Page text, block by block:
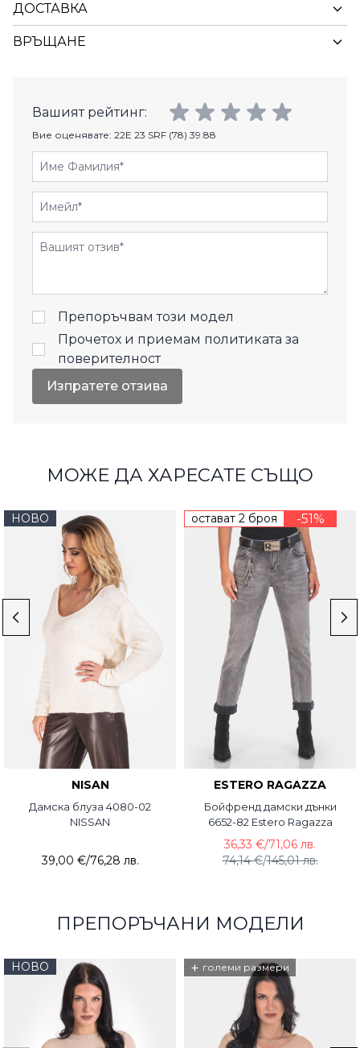
ДОСТАВКА
ВРЪЩАНЕ
Вашият рейтинг:
Вие оценявате: 22E 23 SRF (78) 39.88
Име Фамилия
Имейл
Отзиви
Препоръчвам този модел
Прочетох и приемам политиката за
поверителност
Изпратете отзива
МОЖЕ ДА ХАРЕСАТЕ СЪЩО
НОВО
NISAN
Дамска блуза 4080-02
NISSAN
39,00 €/76,28 лв.
остават 2 броя -51%
ESTERO RAGAZZA
Бойфренд дамски дънки
6652-82 Estero Ragazza
74,14 €/145,01 лв.
36,33 €/71,06 лв.
ПРЕПОРЪЧАНИ МОДЕЛИ
НОВО + големи размери